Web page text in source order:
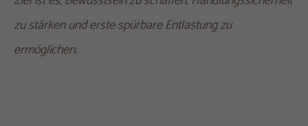
zu stärken und erste spürbare Entlastung zu
ermöglichen.